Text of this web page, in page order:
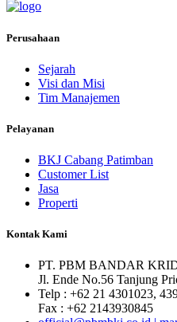
Perusahaan
Sejarah
Visi dan Misi
Tim Manajemen
Pelayanan
BKJ Cabang Patimban
Customer List
Jasa
Properti
Kontak Kami
PT. PBM BANDAR
Jl. Ende No.56 Tanjung
Telp : +62 21 4301023,
Fax : +62 2143930845